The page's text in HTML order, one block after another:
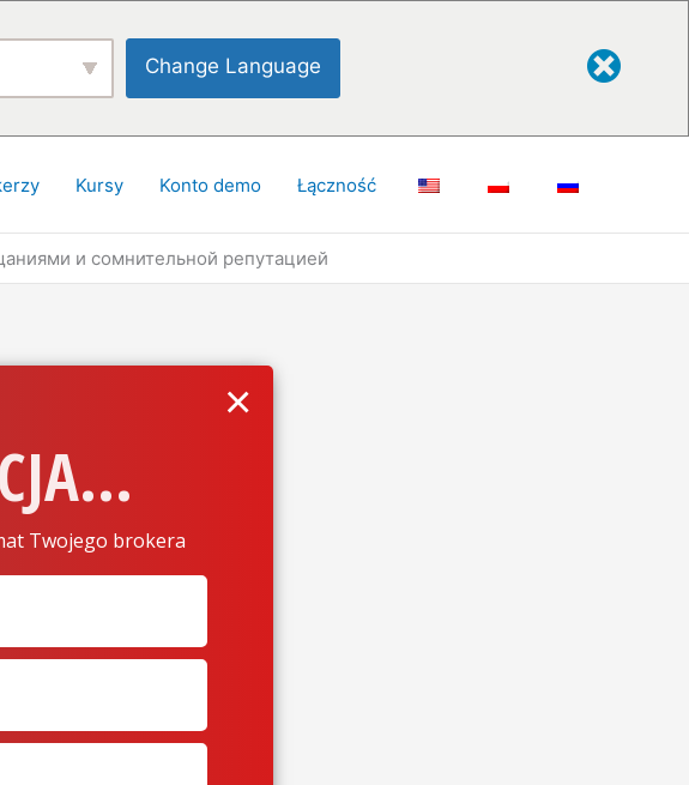
Change Language
Kursy Konto demo Łączność
и сомнительной репутацией
Twojego brokera
×